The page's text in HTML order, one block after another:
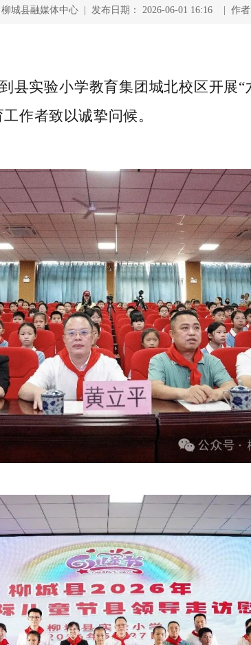
城县融媒体中心 | 发布日期： 2026-06-01 16:16 | 作者
县实验小学教育集团城北校区开展
作者致以诚挚问候。